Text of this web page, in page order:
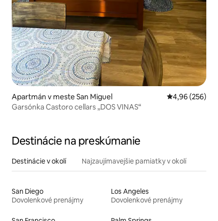
Apartmán v meste San Miguel Priemerné
4,96 (256)
Garsónka Castoro cellars „DOS VINAS“
Destinácie na preskúmanie
Destinácie v okolí Najzaujímavejšie pamiatky v okolí
San Diego
Dovolenkové prenájmy
Los Angeles
Dovolenkové prenájmy